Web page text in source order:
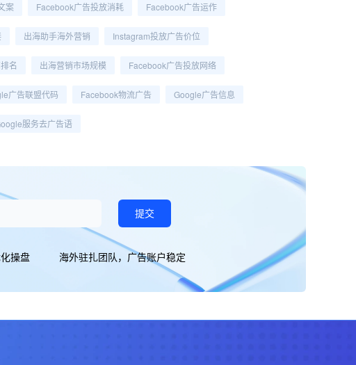
案 Facebook广告投放消耗 Facebook广告运作
出海助手海外营销 Instagram投放广告价位
名 出海营销市场规模 Facebook广告投放网络
广告联盟代码 Facebook物流广告 Google广告信息
服务去广告语
提交
操盘 海外驻扎团队，广告账户稳定